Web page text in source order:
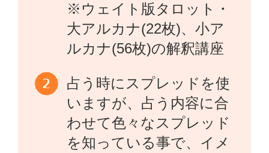
※ウェイト版タロット・
大アルカナ(22枚)、小ア
ルカナ(56枚)の解釈講座
占う時にスプレッドを使
いますが、占う内容に合
わせて色々なスプレッド
を知っている事で、イメ